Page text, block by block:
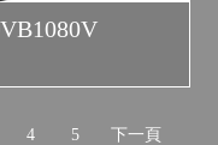
4 5 下一頁